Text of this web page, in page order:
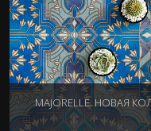
MAJORELLE. НОВАЯ